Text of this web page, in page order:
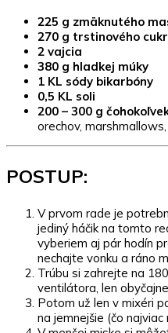
225 g zmäknutého
270 g trstinového
2 vajcia
380 g hladkej múky
1 KL sódy bikarbóny
0,5 KL soli
200 – 300 g
orechov,
POSTUP:
V prvom rade je
jediný háčik na tomto
vyberiem aj pár hodín
nechajte vonku a ráno
Trúbu si zahrejte na
ventilátora, len
Potom už len v mixéri
na jemnejšie (čo najviac